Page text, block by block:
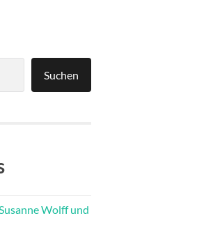
Suchen
Wolff und